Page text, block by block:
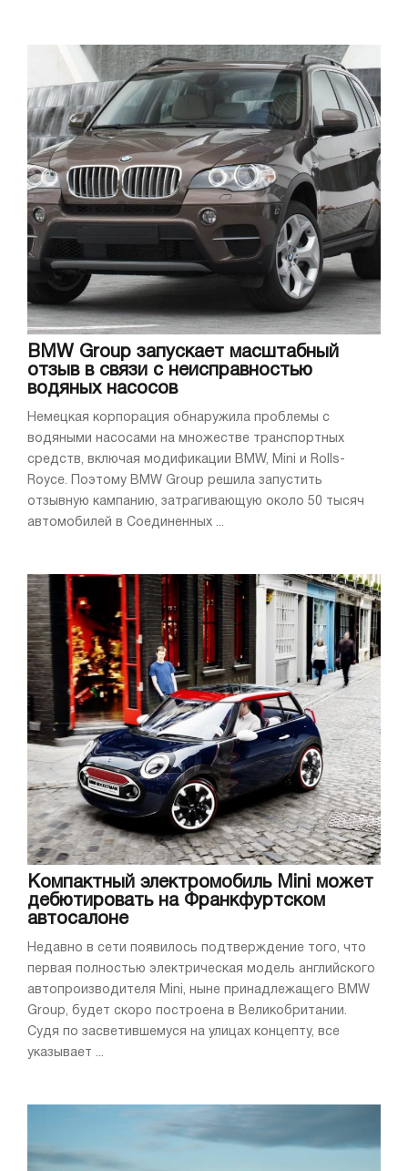
BMW Group запускает масштабный
отзыв в связи с неисправностью
водяных насосов
Немецкая корпорация обнаружила проблемы с
водяными насосами на множестве транспортных
средств, включая модификации BMW, Mini и Rolls-
Royce. Поэтому BMW Group решила запустить
отзывную кампанию, затрагивающую около 50 тысяч
автомобилей в Соединенных ...
Компактный электромобиль Mini может
дебютировать на Франкфуртском
автосалоне
Недавно в сети появилось подтверждение того, что
первая полностью электрическая модель английского
автопроизводителя Mini, ныне принадлежащего BMW
Group, будет скоро построена в Великобритании.
Судя по засветившемуся на улицах концепту, все
указывает ...